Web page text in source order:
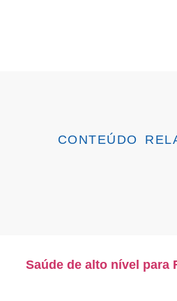
CONTEÚDO
Saúde de alto nível para